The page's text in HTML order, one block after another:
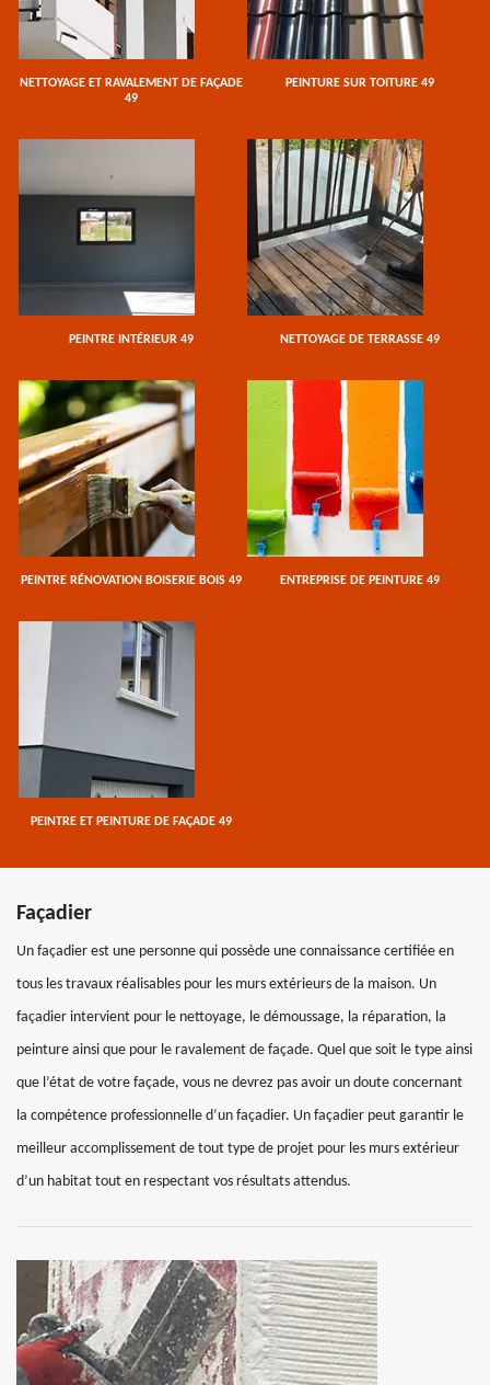
NETTOYAGE ET RAVALEMENT DE FAÇADE
49
PEINTURE SUR TOITURE 49
PEINTRE INTÉRIEUR 49 NETTOYAGE DE TERRASSE 49
PEINTRE RÉNOVATION BOISERIE BOIS 49 ENTREPRISE DE PEINTURE 49
PEINTRE ET PEINTURE DE FAÇADE 49
Façadier
Un façadier est une personne qui possède une connaissance certifiée en
tous les travaux réalisables pour les murs extérieurs de la maison. Un
façadier intervient pour le nettoyage, le démoussage, la réparation, la
peinture ainsi que pour le ravalement de façade. Quel que soit le type ainsi
que l’état de votre façade, vous ne devrez pas avoir un doute concernant
la compétence professionnelle d’un façadier. Un façadier peut garantir le
meilleur accomplissement de tout type de projet pour les murs extérieur
d’un habitat tout en respectant vos résultats attendus.